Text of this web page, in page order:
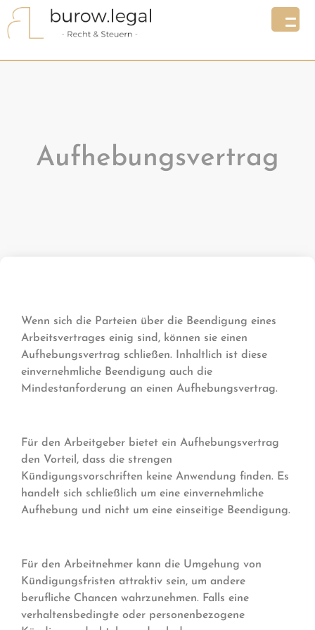
Aufhebungsvertrag
Wenn sich die Parteien über die Beendigung eines
Arbeitsvertrages einig sind, können sie einen
Aufhebungsvertrag schließen. Inhaltlich ist diese
einvernehmliche Beendigung auch die
Mindestanforderung an einen Aufhebungsvertrag.
Für den Arbeitgeber bietet ein Aufhebungsvertrag
den Vorteil, dass die strengen
Kündigungsvorschriften keine Anwendung finden. Es
handelt sich schließlich um eine einvernehmliche
Aufhebung und nicht um eine einseitige Beendigung.
Für den Arbeitnehmer kann die Umgehung von
Kündigungsfristen attraktiv sein, um andere
berufliche Chancen wahrzunehmen. Falls eine
verhaltensbedingte oder personenbezogene